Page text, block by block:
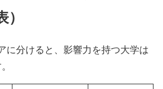
に分けると、影響力を持つ大学は